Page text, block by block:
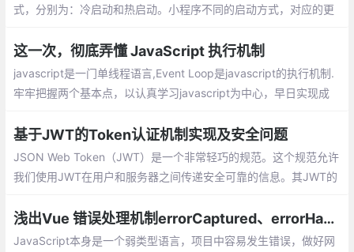
式，分别为：冷启动和热启动。小程序不同的启动方式，对应的更
更新的，如果我们需要强制更新，需要如何实现呢？
这一次，彻底弄懂 JavaScript 执行机制
javascript是一门单线程语言,Event Loop是j
avascript的执行机制.牢牢把握两个基本
现成为前端高手的伟大梦想！
基于JWT的Token认证机制实现及安全问题
JSON Web Token（JWT）是一个非常轻巧的规范。这个规范允许
我们使用JWT在用户和服务器之间传递安全可靠的信息。其JWT的
载荷与签名。
浅出Vue 错误处理机制errorCaptured、errorHandler
JavaScript本身是一个弱类型语言，项目中容易发生错误，做好网